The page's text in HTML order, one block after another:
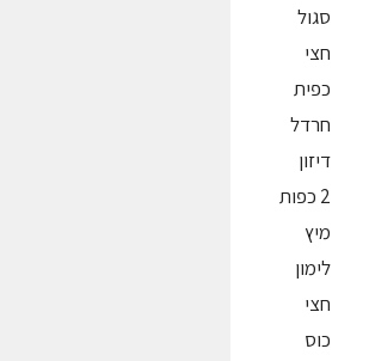
סגול
חצי
כפית
חרדל
דיזון
2 כפות
מיץ
לימון
חצי
כוס